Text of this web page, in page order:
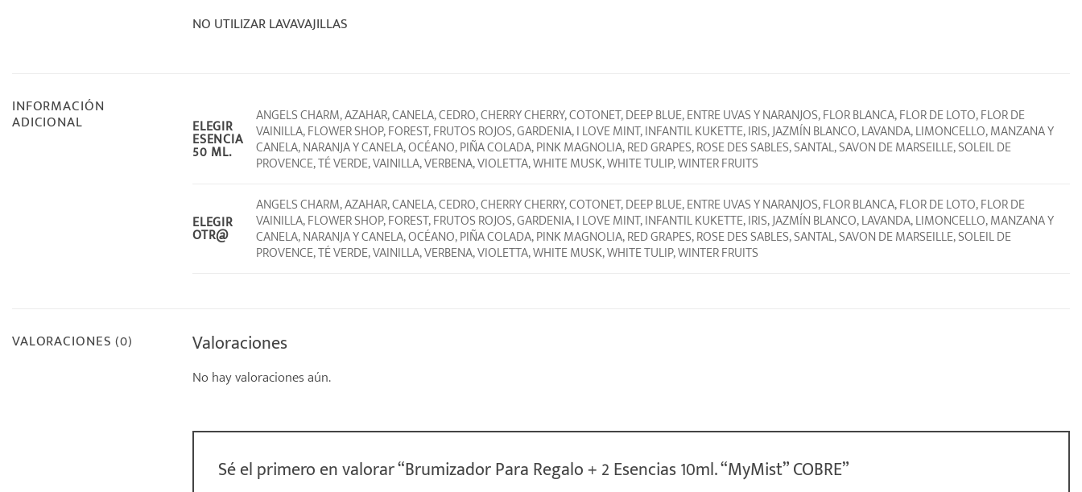
NO UTILIZAR LAVAVAJILLAS
INFORMACIÓN
ADICIONAL ELEGIR
ESENCIA
50 ML.
ANGELS CHARM, AZAHAR, CANELA, CEDRO, CHERRY CHERRY, COTONET, DEEP BLUE, ENTRE UVAS Y NARANJOS, FLOR BLANCA, FLOR DE LOTO, FLOR DE
VAINILLA, FLOWER SHOP, FOREST, FRUTOS ROJOS, GARDENIA, I LOVE MINT, INFANTIL KUKETTE, IRIS, JAZMÍN BLANCO, LAVANDA, LIMONCELLO, MANZANA Y
CANELA, NARANJA Y CANELA, OCÉANO, PIÑA COLADA, PINK MAGNOLIA, RED GRAPES, ROSE DES SABLES, SANTAL, SAVON DE MARSEILLE, SOLEIL DE
PROVENCE, TÉ VERDE, VAINILLA, VERBENA, VIOLETTA, WHITE MUSK, WHITE TULIP, WINTER FRUITS
ELEGIR
OTR@
ANGELS CHARM, AZAHAR, CANELA, CEDRO, CHERRY CHERRY, COTONET, DEEP BLUE, ENTRE UVAS Y NARANJOS, FLOR BLANCA, FLOR DE LOTO, FLOR DE
VAINILLA, FLOWER SHOP, FOREST, FRUTOS ROJOS, GARDENIA, I LOVE MINT, INFANTIL KUKETTE, IRIS, JAZMÍN BLANCO, LAVANDA, LIMONCELLO, MANZANA Y
CANELA, NARANJA Y CANELA, OCÉANO, PIÑA COLADA, PINK MAGNOLIA, RED GRAPES, ROSE DES SABLES, SANTAL, SAVON DE MARSEILLE, SOLEIL DE
PROVENCE, TÉ VERDE, VAINILLA, VERBENA, VIOLETTA, WHITE MUSK, WHITE TULIP, WINTER FRUITS
VALORACIONES (0) Valoraciones
No hay valoraciones aún.
Sé el primero en valorar “Brumizador Para Regalo + 2 Esencias 10ml. “MyMist” COBRE”